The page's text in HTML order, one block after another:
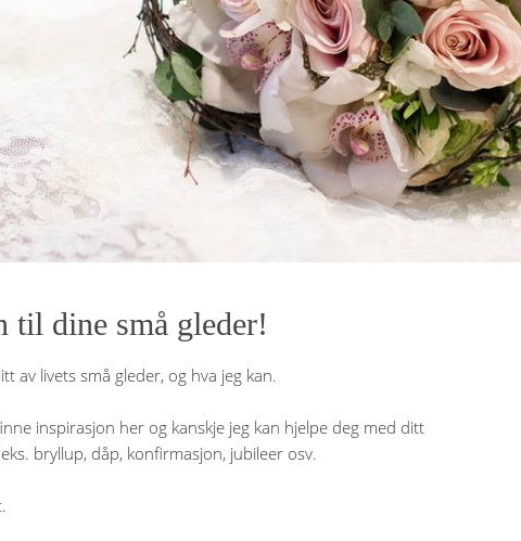
til dine små gleder!
av livets små gleder, og hva jeg kan.
inspirasjon her og kanskje jeg kan hjelpe deg med ditt
bryllup, dåp, konfirmasjon, jubileer osv.